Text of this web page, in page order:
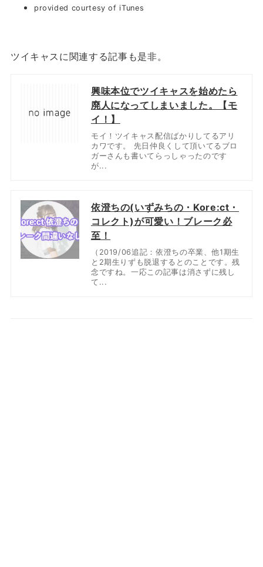
provided courtesy of iTunes
ツイキャスに関連する記事も是非。
興味本位でツイキャスを始めたら
廃人になってしまいました。【モ
イ！】
モイ！ツイキャス配信ばかりしてるアリ
カワです。 先日仲良くして頂いてるブロ
ガーさんも書いてらっしゃったのです
が...
依澄ちの(いずみちの・Kore:ct・
コレクト)が可愛い！ブレーク必
至！
（2019/06追記：依澄ちの卒業、他1期生
と2期生りずも脱退するとのことです。残
念ですね。一応この記事は消さずに残し
て...